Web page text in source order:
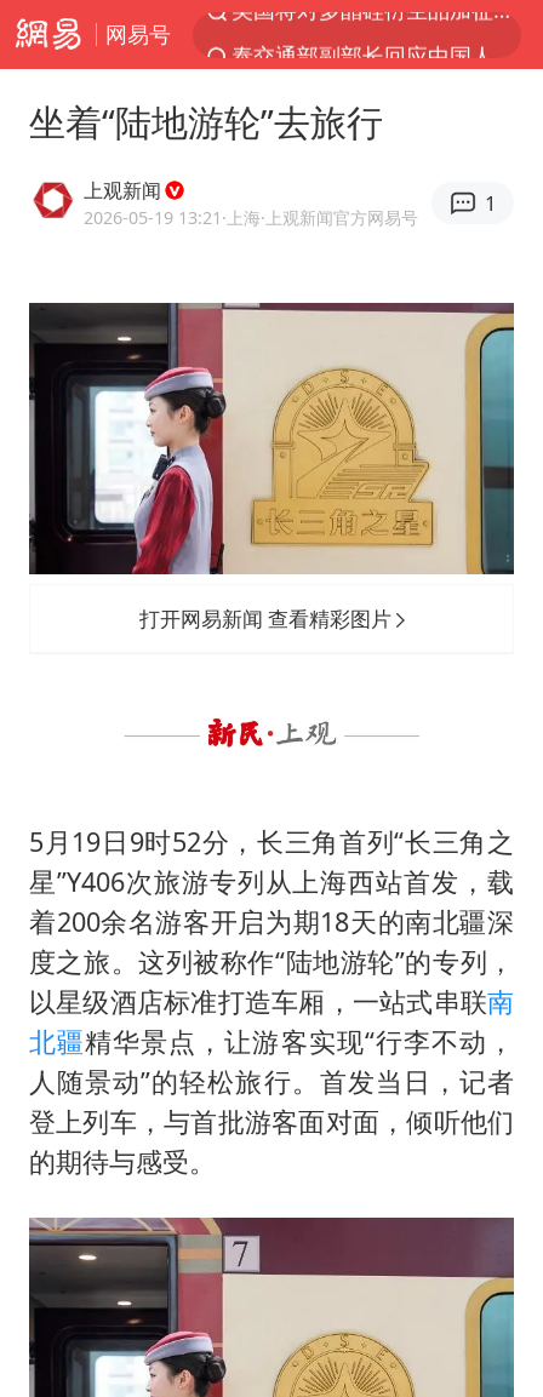
网易号
勒沃库森U17主帅盛赞赵松源
段绚竞因公牺牲 年仅44岁
女子开一天一夜空调后二氧化碳中毒
“空调24小时开着更省电”不实
“不建议大家买深色蛋糕”
男子结婚8年3个女儿均非亲生
坐着“陆地游轮”去旅行
上观新闻
2026-05-19 13:21 ·上海·上观新闻官方网易号
1
打开网易新闻 查看精彩图片
5月19日9时52分，长三角首列“长三角之
星”Y406次旅游专列从上海西站首发，载
着200余名游客开启为期18天的南北疆深
度之旅。这列被称作“陆地游轮”的专列，
以星级酒店标准打造车厢，一站式串联南
北疆精华景点，让游客实现“行李不动，
人随景动”的轻松旅行。首发当日，记者
登上列车，与首批游客面对面，倾听他们
的期待与感受。